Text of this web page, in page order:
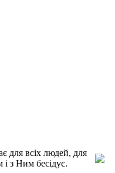
для всіх людей, для
з Ним бесідує.